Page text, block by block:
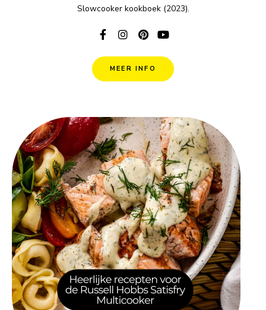
Slowcooker kookboek (2023).
MEER INFO